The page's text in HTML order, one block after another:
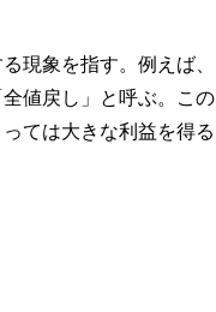
現象を指す。例えば、
値戻し」と呼ぶ。この
ては大きな利益を得る